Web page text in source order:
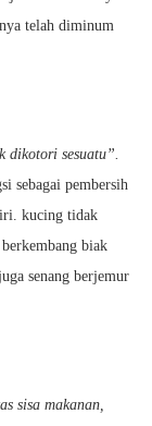
telah diminum
dikotori sesuatu”.
sebagai pembersih
kucing tidak
biak
senang berjemur
sisa makanan,